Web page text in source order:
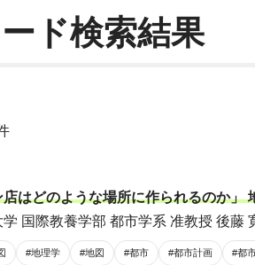
ド検索結果
はどのような場所に作られるのか」
国際教養学部 都市学系 准教授 後藤
#地理学 #地図 #都市 #都市計画 #都